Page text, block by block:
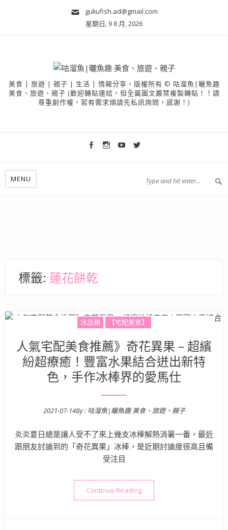
guliufish.ad@gmail.com
星期日, 9 8 月, 2026
美食 | 旅遊 | 親子 | 生活 | 情報分享，版權所有 © 咕溜魚|曬魚趣
美食、旅遊、親子 (歡迎轉貼連結，但全篇圖文嚴禁複製轉貼！！請
尊重創作權，若有需求煩請先私訊詢問，感謝！)
MENU
標籤: 蓮花餅乾
冰品類 【宅配美食】
人氣宅配美食推薦》奇花異果 – 超繽
紛超療癒！豐富水果結合迸出新特
色，手作冰棒界的愛馬仕
Posted on
2021-07-14By : 咕溜魚|曬魚趣 美食、旅遊、親子
炎炎夏日總是讓人受不了來上幾支冰棒解熱消暑一番，最近
跟朋友討論到的「奇花異果」冰棒，是近期討論度很高且備
受注目
Continue Reading“人氣宅配美食推薦》奇花異